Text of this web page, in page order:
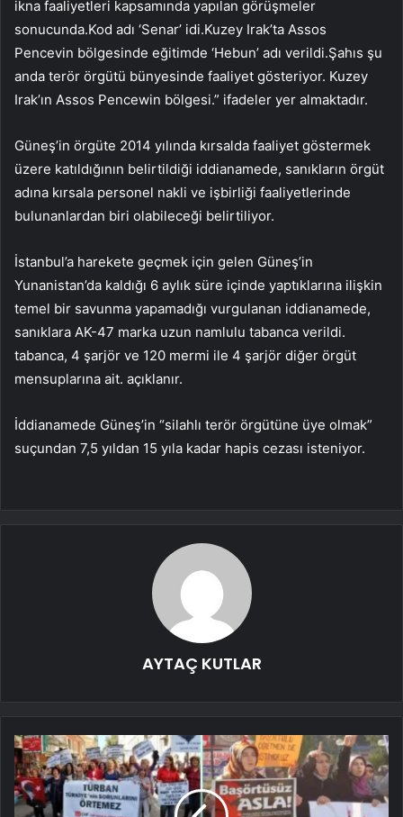
ikna faaliyetleri kapsamında yapılan görüşmeler
sonucunda.Kod adı ‘Senar’ idi.Kuzey Irak’ta Assos
Pencevin bölgesinde eğitimde ‘Hebun’ adı verildi.Şahıs şu
anda terör örgütü bünyesinde faaliyet gösteriyor. Kuzey
Irak’ın Assos Pencewin bölgesi.” ifadeler yer almaktadır.
Güneş’in örgüte 2014 yılında kırsalda faaliyet göstermek
üzere katıldığının belirtildiği iddianamede, sanıkların örgüt
adına kırsala personel nakli ve işbirliği faaliyetlerinde
bulunanlardan biri olabileceği belirtiliyor.
İstanbul’a harekete geçmek için gelen Güneş’in
Yunanistan’da kaldığı 6 aylık süre içinde yaptıklarına ilişkin
temel bir savunma yapamadığı vurgulanan iddianamede,
sanıklara AK-47 marka uzun namlulu tabanca verildi.
tabanca, 4 şarjör ve 120 mermi ile 4 şarjör diğer örgüt
mensuplarına ait. açıklanır.
İddianamede Güneş’in “silahlı terör örgütüne üye olmak”
suçundan 7,5 yıldan 15 yıla kadar hapis cezası isteniyor.
AYTAÇ KUTLAR